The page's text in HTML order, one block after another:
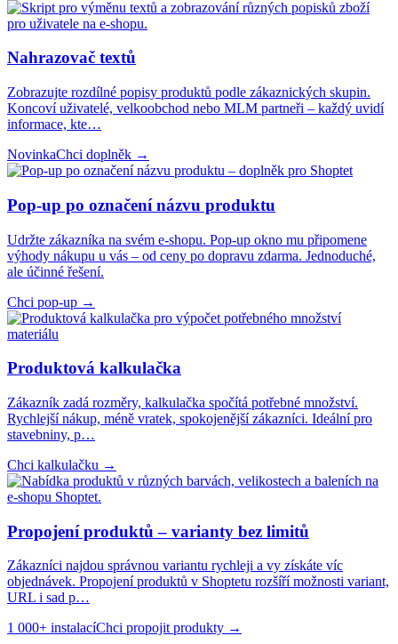
Nahrazovač textů
Zobrazujte rozdílné popisy produktů podle zákaznických skupin.
Koncoví uživatelé, velkoobchod nebo MLM partneři – každý uvidí
informace, kte…
NovinkaChci doplněk →
Pop-up po označení názvu produktu
Udržte zákazníka na svém e-shopu. Pop-up okno mu připomene
výhody nákupu u vás – od ceny po dopravu zdarma. Jednoduché,
ale účinné řešení.
Chci pop-up →
Produktová kalkulačka
Zákazník zadá rozměry, kalkulačka spočítá potřebné množství.
Rychlejší nákup, méně vratek, spokojenější zákazníci. Ideální pro
stavebniny, p…
Chci kalkulačku →
Propojení produktů – varianty bez limitů
Zákazníci najdou správnou variantu rychleji a vy získáte víc
objednávek. Propojení produktů v Shoptetu rozšíří možnosti variant,
URL i sad p…
1 000+ instalacíChci propojit produkty →